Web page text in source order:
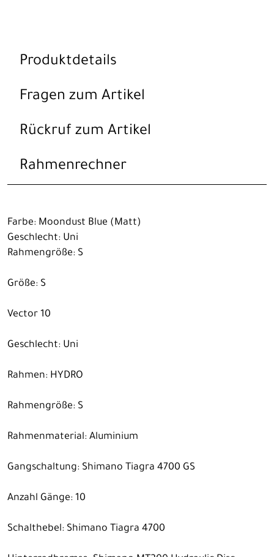
Produktdetails
Fragen zum Artikel
Rückruf zum Artikel
Rahmenrechner
Farbe: Moondust Blue (Matt)
Geschlecht: Uni
Rahmengröße: S
Größe: S
Vector 10
Geschlecht: Uni
Rahmen: HYDRO
Rahmengröße: S
Rahmenmaterial: Aluminium
Gangschaltung: Shimano Tiagra 4700 GS
Anzahl Gänge: 10
Schalthebel: Shimano Tiagra 4700